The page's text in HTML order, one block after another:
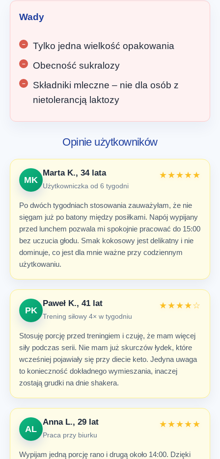
Wady
Tylko jedna wielkość opakowania
Obecność sukralozy
Składniki mleczne – nie dla osób z
nietolerancją laktozy
Opinie użytkowników
MK
Marta K., 34 lata
Użytkowniczka od 6 tygodni
★★★★★
Po dwóch tygodniach stosowania zauważyłam, że nie
sięgam już po batony między posiłkami. Napój wypijany
przed lunchem pozwala mi spokojnie pracować do 15:00
bez uczucia głodu. Smak kokosowy jest delikatny i nie
dominuje, co jest dla mnie ważne przy codziennym
użytkowaniu.
PK
Paweł K., 41 lat
Trening siłowy 4× w tygodniu
★★★★☆
Stosuję porcję przed treningiem i czuję, że mam więcej
siły podczas serii. Nie mam już skurczów łydek, które
wcześniej pojawiały się przy diecie keto. Jedyna uwaga
to konieczność dokładnego wymieszania, inaczej
zostają grudki na dnie shakera.
AL
Anna L., 29 lat
Praca przy biurku
★★★★★
Wypijam jedną porcję rano i drugą około 14:00. Dzięki